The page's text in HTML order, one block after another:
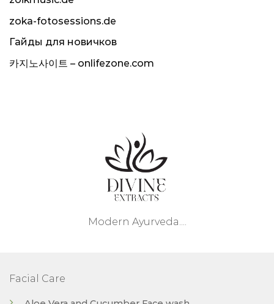
zoka-fotosessions.de
Гайды для новичков
카지노사이트 – onlifezone.com
Modern Ayurveda....
Facial Care